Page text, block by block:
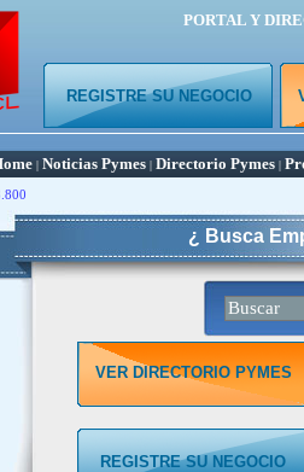
PORTAL Y
REGISTRE SU NEGOCIO
| Noticias Pymes | Directorio Pymes |
¿ Busca
VER DIRECTORIO PYMES
REGISTRE SU NEGOCIO